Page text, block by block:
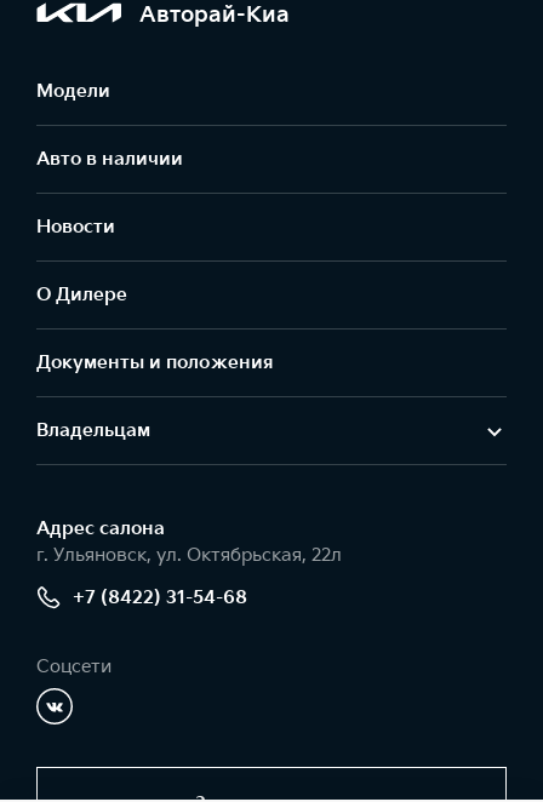
Авторай-Киа
Модели
Авто в наличии
Новости
О Дилере
Документы и положения
Владельцам
Адрес салонa
г. Ульяновск, ул. Октябрьская, 22л
+7 (8422) 31-54-68
Соцсети